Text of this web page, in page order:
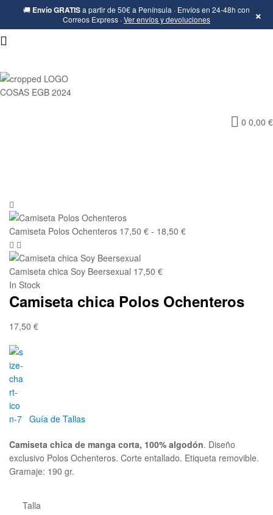
🚚 Envío GRATISa partir de 50€ a Península · Envíos en 24-48h con
Correos Express ·Ver envíos y devoluciones ×
Ropa
Ochentera,
friki
molona
0 0,00 €
Camiseta Polos Ochenteros 17,50 € - 18,50 €
Camiseta chica Soy Beersexual 17,50 €
In Stock
Camiseta chica Polos Ochenteros
17,50 €
Guía de Tallas
Camiseta chica de manga corta, 100% algodón. Diseño
exclusivo Polos Ochenteros. Corte entallado. Etiqueta removible.
Gramaje: 190 gr.
Talla